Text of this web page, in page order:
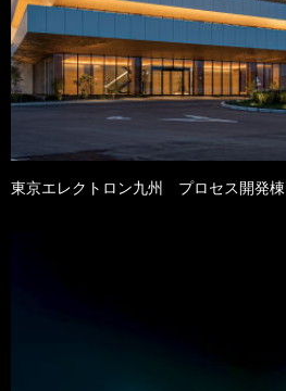
東京エレクトロン九州 プロセス開発棟